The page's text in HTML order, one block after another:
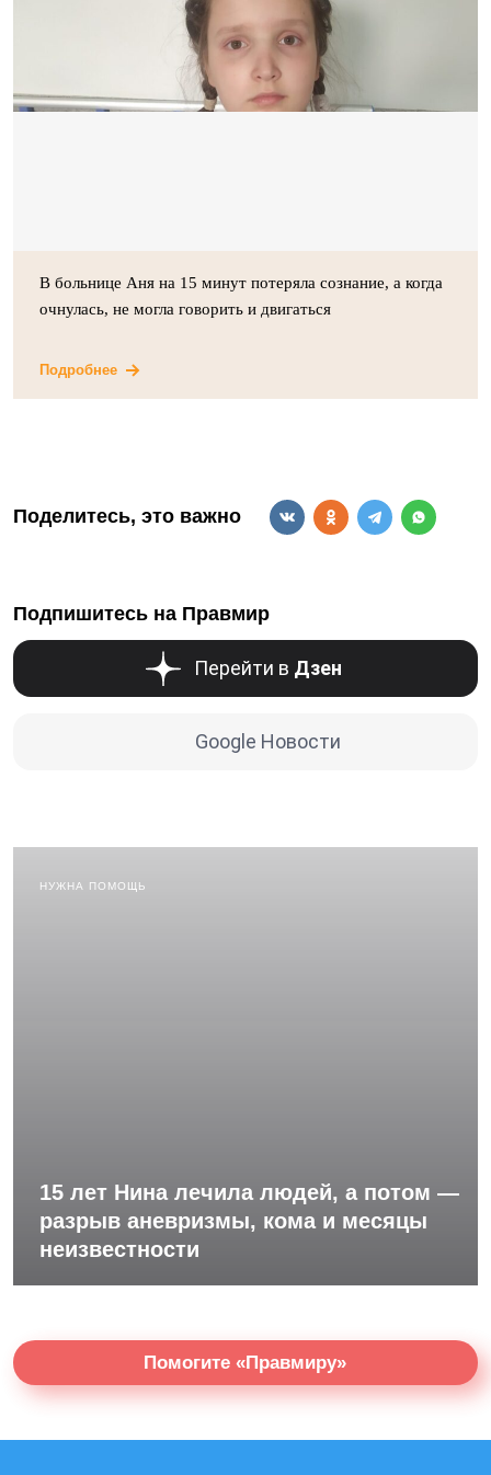
В больнице Аня на 15 минут потеряла сознание, а когда
очнулась, не могла говорить и двигаться
Подробнее
Поделитесь, это важно
Подпишитесь на Правмир
Перейти в Дзен
Google Новости
НУЖНА ПОМОЩЬ
15 лет Нина лечила людей, а потом —
разрыв аневризмы, кома и месяцы
неизвестности
Помогите «Правмиру»